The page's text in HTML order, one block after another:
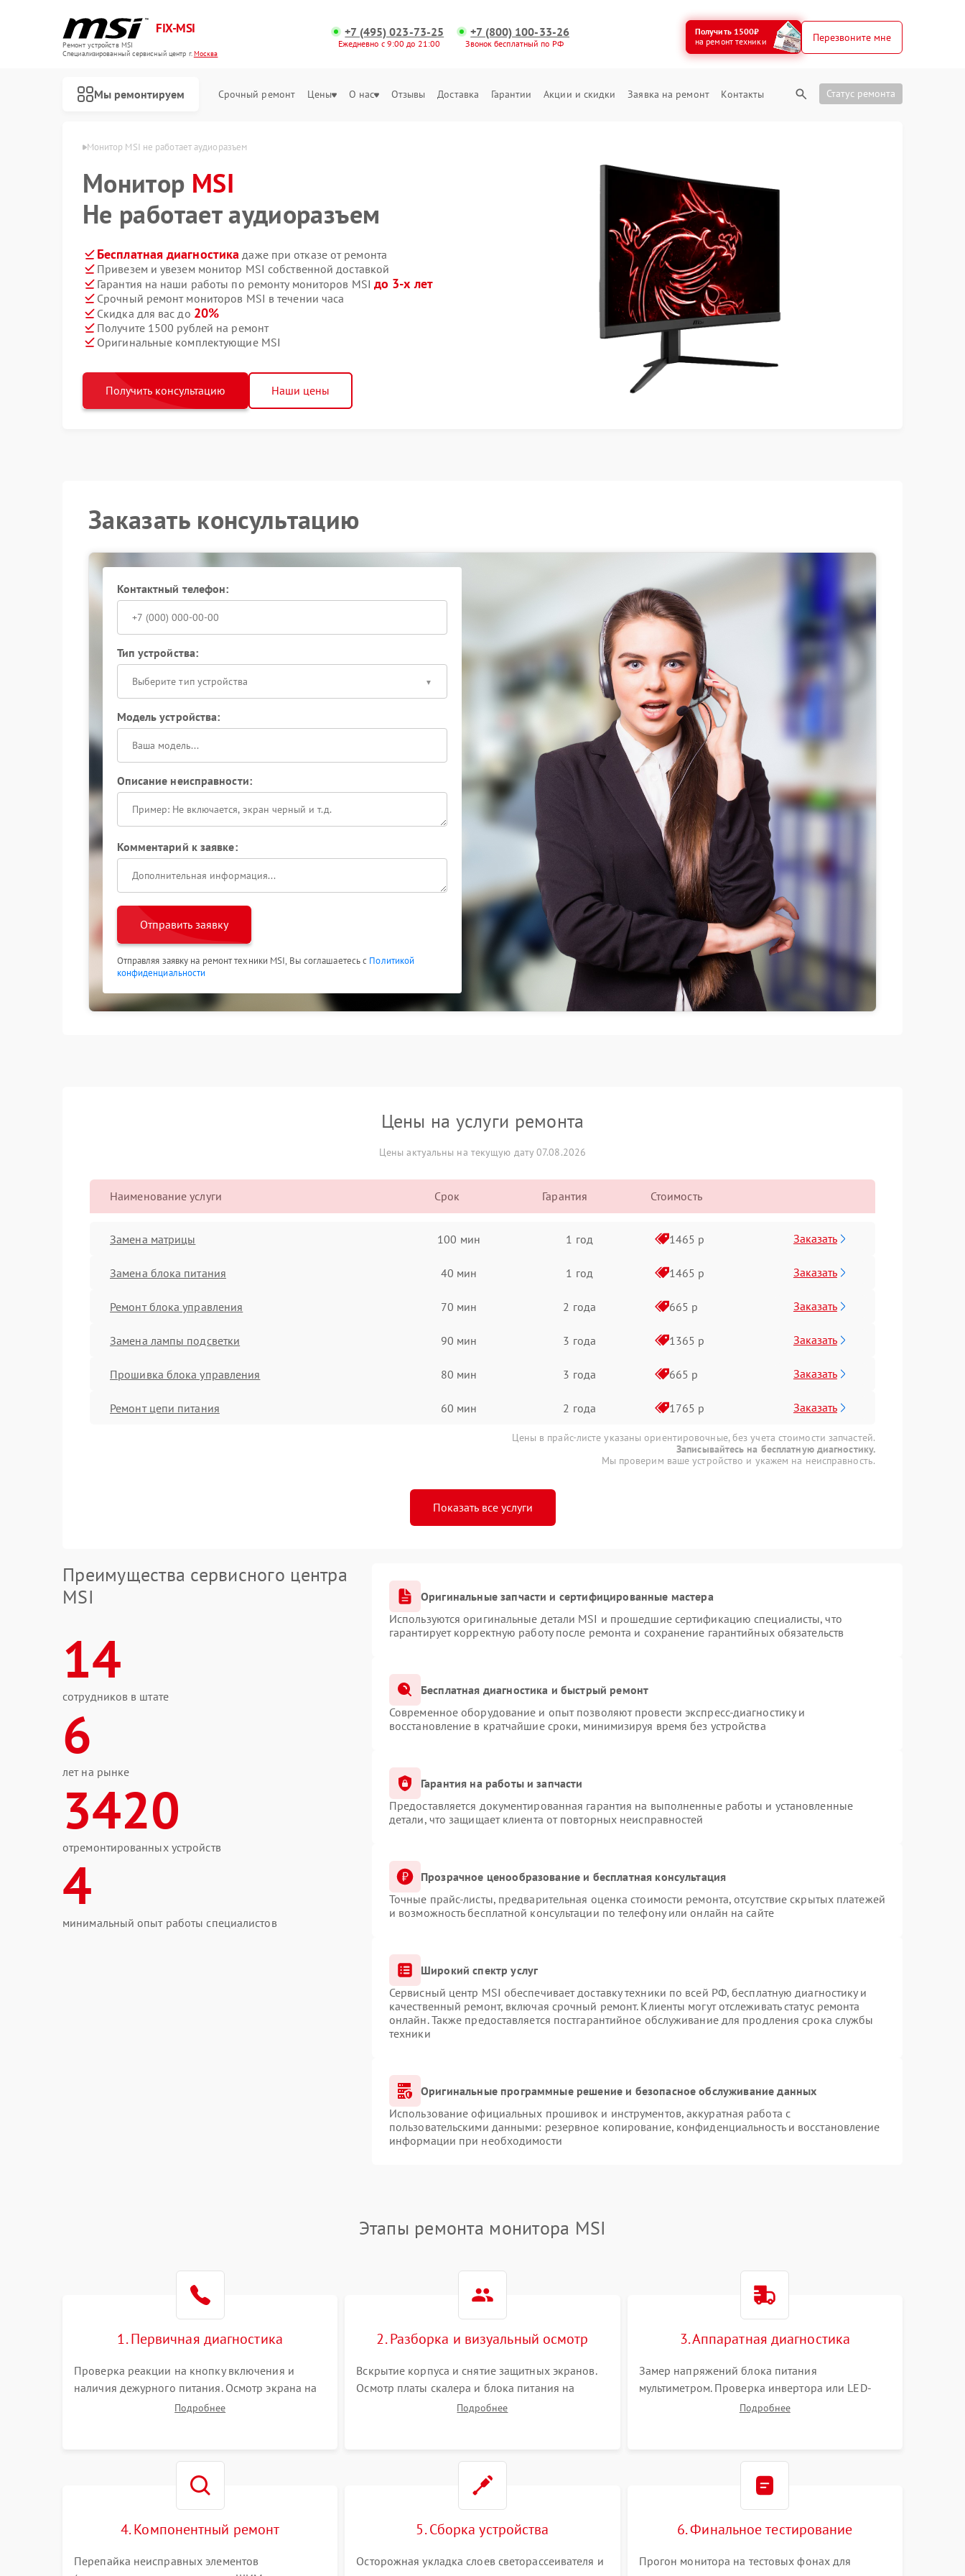
FIX-MSI
Ремонт устройств MSI
Специализированный cервисный центр г.Москва
+7 (495) 023-73-25
Ежедневно с 9:00 до 21:00
+7 (800) 100-33-26
Звонок бесплатный по РФ
Получить 1500₽
на ремонт техники
Перезвоните мне
Мы ремонтируем Срочный ремонт Цены О нас Отзывы Доставка Гарантии Акции и скидки Заявка на ремонт Контакты Статус ремонта
Монитор MSI не работает аудиоразъем
Монитор MSI
Не работает аудиоразъем
Бесплатная диагностика даже при отказе от ремонта
Привезем и увезем монитор MSI собственной доставкой
Гарантия на наши работы по ремонту мониторов MSI до 3-х лет
Срочный ремонт мониторов MSI в течении часа
Скидка для вас до 20%
Получите 1500 рублей на ремонт
Оригинальные комплектующие MSI
Получить консультацию Наши цены
Заказать консультацию
Контактный телефон:
Тип устройства:
Выберите тип устройства
Модель устройства:
Описание неисправности:
Комментарий к заявке:
Отправить заявку
Отправляя заявку на ремонт техники MSI, Вы соглашаетесь с Политикой
конфиденциальности
Цены на услуги ремонта
Цены актуальны на текущую дату 07.08.2026
Наименование услуги Срок Гарантия Стоимость
Замена матрицы 100 мин 1 год 1465 р Заказать
Замена блока питания 40 мин 1 год 1465 р Заказать
Ремонт блока управления 70 мин 2 года 665 р Заказать
Замена лампы подсветки 90 мин 3 года 1365 р Заказать
Прошивка блока управления 80 мин 3 года 665 р Заказать
Ремонт цепи питания 60 мин 2 года 1765 р Заказать
Цены в прайс-листе указаны ориентировочные, без учета стоимости запчастей.
Записывайтесь на бесплатную диагностику.
Мы проверим ваше устройство и укажем на неисправность.
Показать все услуги
Преимущества сервисного центра
MSI
14
сотрудников в штате
6
лет на рынке
3420
отремонтированных устройств
4
минимальный опыт работы специалистов
Оригинальные запчасти и сертифицированные мастера
Используются оригинальные детали MSI и прошедшие сертификацию специалисты, что
гарантирует корректную работу после ремонта и сохранение гарантийных обязательств
Бесплатная диагностика и быстрый ремонт
Современное оборудование и опыт позволяют провести экспресс-диагностику и
восстановление в кратчайшие сроки, минимизируя время без устройства
Гарантия на работы и запчасти
Предоставляется документированная гарантия на выполненные работы и установленные
детали, что защищает клиента от повторных неисправностей
Прозрачное ценообразование и бесплатная консультация
Точные прайс-листы, предварительная оценка стоимости ремонта, отсутствие скрытых платежей
и возможность бесплатной консультации по телефону или онлайн на сайте
Широкий спектр услуг
Сервисный центр MSI обеспечивает доставку техники по всей РФ, бесплатную диагностику и
качественный ремонт, включая срочный ремонт. Клиенты могут отслеживать статус ремонта
онлайн. Также предоставляется постгарантийное обслуживание для продления срока службы
техники
Оригинальные программные решение и безопасное обслуживание данных
Использование официальных прошивок и инструментов, аккуратная работа с
пользовательскими данными: резервное копирование, конфиденциальность и восстановление
информации при необходимости
Этапы ремонта монитора MSI
1. Первичная диагностика
Проверка реакции на кнопку включения и
наличия дежурного питания. Осмотр экрана на
механические повреждения. Подключение к ПК
Подробнее
2. Разборка и визуальный осмотр
Вскрытие корпуса и снятие защитных экранов.
Осмотр платы скалера и блока питания на
наличие вздутых конденсаторов, прогаров,
Подробнее
3. Аппаратная диагностика
Замер напряжений блока питания
мультиметром. Проверка инвертора или LED-
драйвера подсветки. Диагностика цепей
Подробнее
4. Компонентный ремонт
Перепайка неисправных элементов
5. Сборка устройства
Осторожная укладка слоев светорассеивателя и
6. Финальное тестирование
Прогон монитора на тестовых фонах для